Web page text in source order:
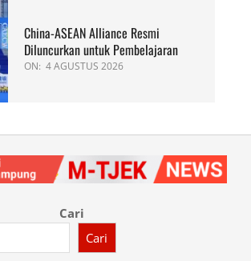
China-ASEAN Alliance Resmi
Diluncurkan untuk Pembelajaran
ON: 4 AGUSTUS 2026
Cari
Cari